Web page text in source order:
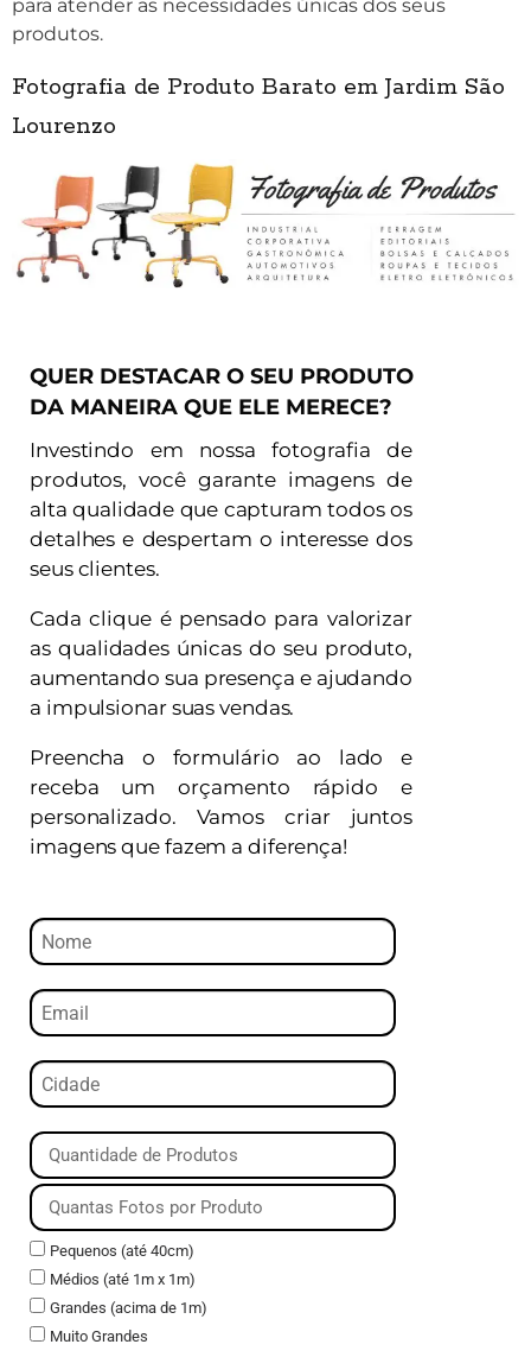
para atender as necessidades únicas dos seus
produtos.
Fotografia de Produto Barato em Jardim São
Lourenzo
QUER DESTACAR O SEU PRODUTO
DA MANEIRA QUE ELE MERECE?
Investindo em nossa fotografia de
produtos, você garante imagens de
alta qualidade que capturam todos os
detalhes e despertam o interesse dos
seus clientes.
Cada clique é pensado para valorizar
as qualidades únicas do seu produto,
aumentando sua presença e ajudando
a impulsionar suas vendas.
Preencha o formulário ao lado e
receba um orçamento rápido e
personalizado. Vamos criar juntos
imagens que fazem a diferença!
Pequenos (até 40cm)
Médios (até 1m x 1m)
Grandes (acima de 1m)
Muito Grandes